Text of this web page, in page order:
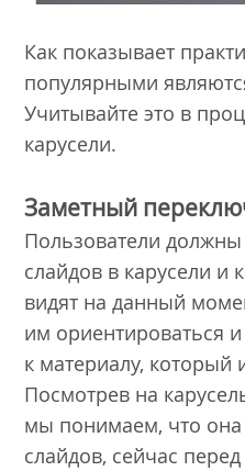
Как показывает
популярными
Учитывайте это в
карусели.
Заметный
Пользователи
слайдов в карусели и
видят на данный
им ориентироваться и
к материалу, который
Посмотрев на
мы понимаем, что она
слайдов, сейчас